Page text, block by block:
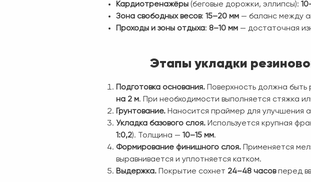
Кардиотренажёры (беговые дорожки, эллипсы):
Зона свободных весов: 15–20 мм — баланс между
Проходы и зоны отдыха: 8–10 мм — достаточная
Этапы укладки
Подготовка основания. Поверхность должна
на 2 м. При необходимости выполняется стяжка
Грунтование. Наносится праймер для улучшения
Укладка базового слоя. Используется крупная
1:0,2). Толщина — 10–15 мм.
Формирование финишного слоя. Применяется
выравнивается и уплотняется катком.
Выдержка. Покрытие сохнет 24–48 часовперед